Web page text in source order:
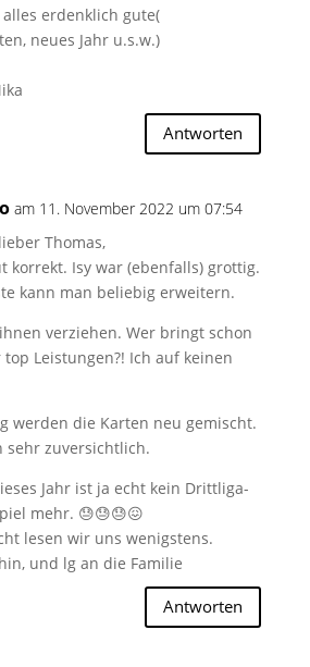
erdenklich gute(
neues Jahr u.s.w.)
Antworten
am 11. November 2022 um 07:54
Thomas,
korrekt. Isy war (ebenfalls) grottig.
kann man beliebig erweitern.
verziehen. Wer bringt schon
top Leistungen?! Ich auf keinen
werden die Karten neu gemischt.
sehr zuversichtlich.
Jahr ist ja echt kein Drittliga-
mehr. 😓😓😓😖
lesen wir uns wenigstens.
und lg an die Familie
Antworten